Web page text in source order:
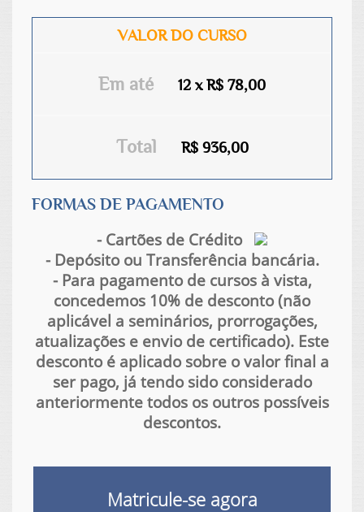
VALOR DO CURSO
Em até 12 x R$ 78,00
Total R$ 936,00
FORMAS DE PAGAMENTO
- Cartões de Crédito
- Depósito ou Transferência bancária.
- Para pagamento de cursos à vista,
concedemos 10% de desconto (não
aplicável a seminários, prorrogações,
atualizações e envio de certificado). Este
desconto é aplicado sobre o valor final a
ser pago, já tendo sido considerado
anteriormente todos os outros possíveis
descontos.
Matricule-se agora